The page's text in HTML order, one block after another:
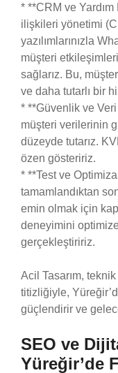
* **CRM ve Yardım
ilişkileri yönetimi
yazılımlarınızla
müşteri
sağlarız. Bu,
ve daha tutarlı bir
* **Güvenlik ve
müşteri verilerinin
düzeyde tutarız.
özen gösteririz.
* **Test ve
tamamlandıktan
emin olmak için
deneyimini
gerçekleştiririz.
Acil Tasarım,
titizliğiyle,
güçlendirir ve
SEO ve
Yüreğir’de